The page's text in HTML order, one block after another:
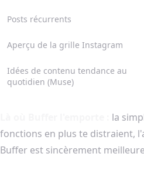
Posts récurrents
Aperçu de la grille Instagram
Idées de contenu tendance au
quotidien (Muse)
la
fonctions en plus te distraient,
Buffer est sincèrement